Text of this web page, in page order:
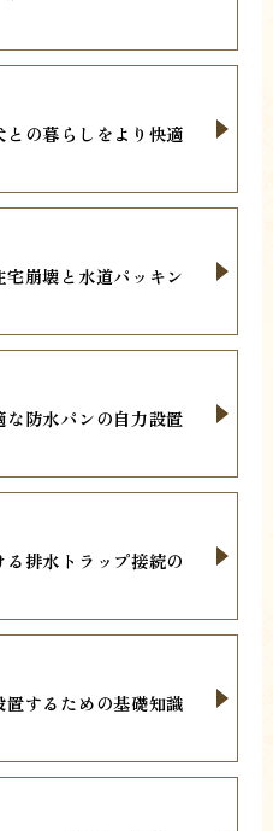
の暮らしをより快適
崩壊と水道パッキン
防水パンの自力設置
排水トラップ接続の
するための基礎知識